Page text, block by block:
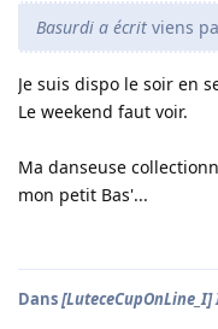
Basurdi a écrit viens
Je suis dispo le soir en
Le weekend faut voir.
Ma danseuse
mon petit Bas'...
Dans